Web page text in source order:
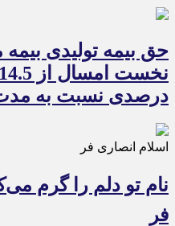
حق بیمه تولیدی
درصدی نسبت به
اسلام انصاری فر
نام تو دلم را گرم
فر